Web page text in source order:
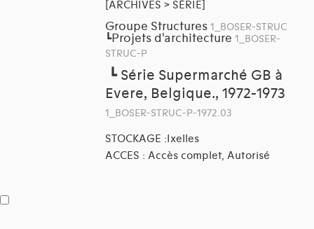
[ARCHIVES > SÉRIE]
Groupe Structures 1_BOSER-STRUC
┗Projets d'architecture 1_BOSER-
STRUC-P
┗ Série Supermarché GB à
Evere, Belgique., 1972-1973
1_BOSER-STRUC-P-1972.03
STOCKAGE :Ixelles
ACCES : Accès complet, Autorisé